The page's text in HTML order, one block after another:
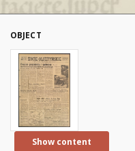
OBJECT
Show content